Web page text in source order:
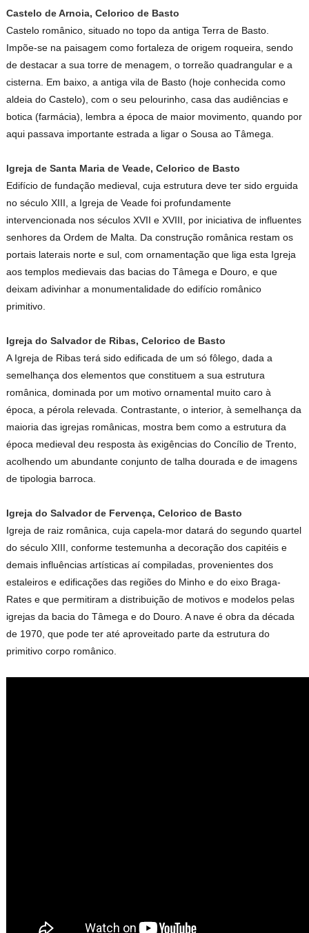
Castelo de Arnoia, Celorico de Basto
Castelo românico, situado no topo da antiga Terra de Basto.
Impõe-se na paisagem como fortaleza de origem roqueira, sendo
de destacar a sua torre de menagem, o torreão quadrangular e a
cisterna. Em baixo, a antiga vila de Basto (hoje conhecida como
aldeia do Castelo), com o seu pelourinho, casa das audiências e
botica (farmácia), lembra a época de maior movimento, quando por
aqui passava importante estrada a ligar o Sousa ao Tâmega.
Igreja de Santa Maria de Veade, Celorico de Basto
Edifício de fundação medieval, cuja estrutura deve ter sido erguida
no século XIII, a Igreja de Veade foi profundamente
intervencionada nos séculos XVII e XVIII, por iniciativa de influentes
senhores da Ordem de Malta. Da construção românica restam os
portais laterais norte e sul, com ornamentação que liga esta Igreja
aos templos medievais das bacias do Tâmega e Douro, e que
deixam adivinhar a monumentalidade do edifício românico
primitivo.
Igreja do Salvador de Ribas, Celorico de Basto
A Igreja de Ribas terá sido edificada de um só fôlego, dada a
semelhança dos elementos que constituem a sua estrutura
românica, dominada por um motivo ornamental muito caro à
época, a pérola relevada. Contrastante, o interior, à semelhança da
maioria das igrejas românicas, mostra bem como a estrutura da
época medieval deu resposta às exigências do Concílio de Trento,
acolhendo um abundante conjunto de talha dourada e de imagens
de tipologia barroca.
Igreja do Salvador de Fervença, Celorico de Basto
Igreja de raiz românica, cuja capela-mor datará do segundo quartel
do século XIII, conforme testemunha a decoração dos capitéis e
demais influências artísticas aí compiladas, provenientes dos
estaleiros e edificações das regiões do Minho e do eixo Braga-
Rates e que permitiram a distribuição de motivos e modelos pelas
igrejas da bacia do Tâmega e do Douro. A nave é obra da década
de 1970, que pode ter até aproveitado parte da estrutura do
primitivo corpo românico.